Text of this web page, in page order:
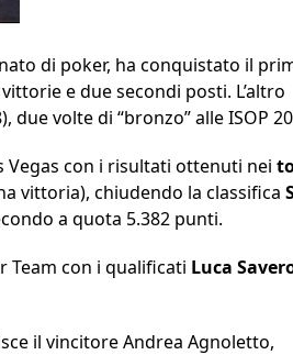
di poker, ha conquistato il
e due secondi posti. L’altro
due volte di “bronzo” alle ISOP
Vegas con i risultati ottenuti nei
vittoria), chiudendo la classifica
a quota 5.382 punti.
Team con i qualificati Luca
il vincitore Andrea Agnoletto,